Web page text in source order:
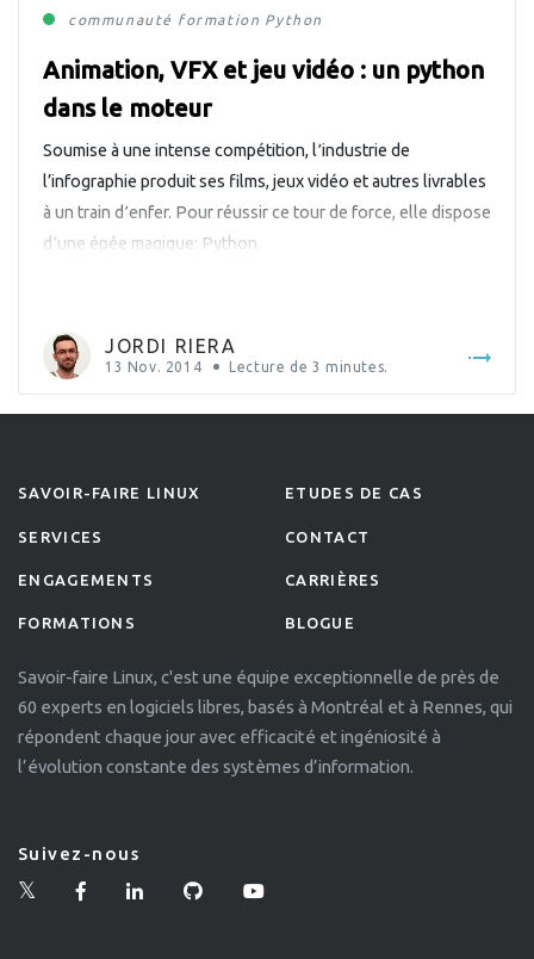
communauté formation Python
Animation, VFX et jeu vidéo : un python
dans le moteur
Soumise à une intense compétition, l՚industrie de
l’infographie produit ses films, jeux vidéo et autres livrables
à un train d՚enfer. Pour réussir ce tour de force, elle dispose
d՚une épée magique: Python.
JORDI RIERA
13 Nov. 2014 Lecture de 3 minutes.
SAVOIR-FAIRE LINUX
SERVICES
ENGAGEMENTS
FORMATIONS
ETUDES DE CAS
CONTACT
CARRIÈRES
BLOGUE
Savoir-faire Linux, c'est une équipe exceptionnelle de près de
60 experts en logiciels libres, basés à Montréal et à Rennes, qui
répondent chaque jour avec efficacité et ingéniosité à
l’évolution constante des systèmes d’information.
Suivez-nous